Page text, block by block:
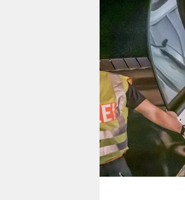
verlag
verlag
veranstaltungen
shop
fragen & hilfe
unterstützen
abo
genossenschaft